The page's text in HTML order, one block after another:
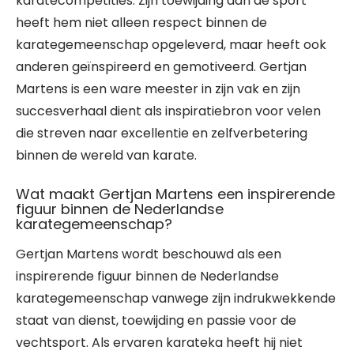
heeft hem niet alleen respect binnen de
karategemeenschap opgeleverd, maar heeft ook
anderen geïnspireerd en gemotiveerd. Gertjan
Martens is een ware meester in zijn vak en zijn
succesverhaal dient als inspiratiebron voor velen
die streven naar excellentie en zelfverbetering
binnen de wereld van karate.
Wat maakt Gertjan Martens een inspirerende
figuur binnen de Nederlandse
karategemeenschap?
Gertjan Martens wordt beschouwd als een
inspirerende figuur binnen de Nederlandse
karategemeenschap vanwege zijn indrukwekkende
staat van dienst, toewijding en passie voor de
vechtsport. Als ervaren karateka heeft hij niet